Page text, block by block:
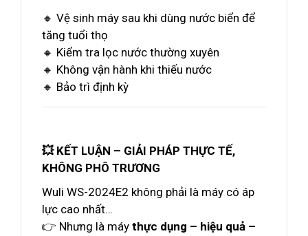
🔸 Vệ sinh máy sau khi dùng nước biển để
tăng tuổi thọ
🔸 Kiểm tra lọc nước thường xuyên
🔸 Không vận hành khi thiếu nước
🔸 Bảo trì định kỳ
💥 KẾT LUẬN – GIẢI PHÁP THỰC TẾ,
KHÔNG PHÔ TRƯƠNG
Wuli WS-2024E2 không phải là máy có áp
lực cao nhất…
👉 Nhưng là máy thực dụng – hiệu quả –